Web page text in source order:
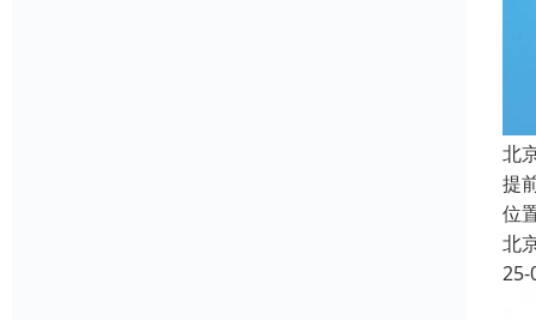
北
提
位
北
25-